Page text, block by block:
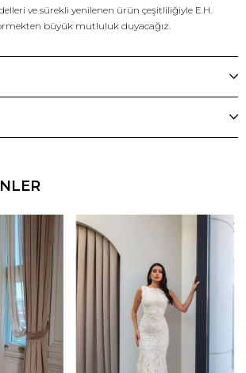
ve sürekli yenilenen ürün çeşitliliğiyle E.H.
büyük mutluluk duyacağız.